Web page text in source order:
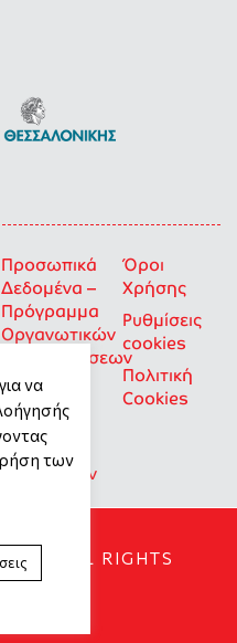
Προσωπικά
Δεδομένα –
Πρόγραμμα
Οργανωτικών
Επιχορηγήσεων
για Οκοιπ
που δρουν
για την
Ισότητα
των Φύλων
Όροι
Χρήσης
Ρυθμίσεις
cookies
Πολιτική
Cookies
ALL RIGHTS
να
των